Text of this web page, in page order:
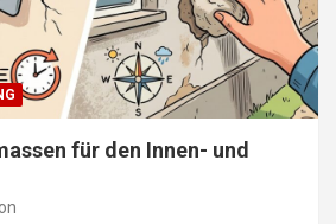
für den Innen- und